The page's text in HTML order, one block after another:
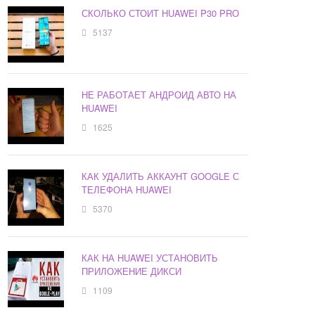
СКОЛЬКО СТОИТ HUAWEI P30 PRO
5137
НЕ РАБОТАЕТ АНДРОИД АВТО НА
HUAWEI
1625
КАК УДАЛИТЬ АККАУНТ GOOGLE С
ТЕЛЕФОНА HUAWEI
5370
КАК НА HUAWEI УСТАНОВИТЬ
ПРИЛОЖЕНИЕ ДИКСИ
1109